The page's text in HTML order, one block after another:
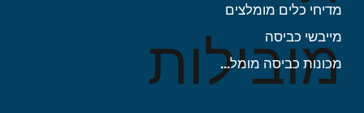
מובילות
מדיחי כלים מומלצים
מייבשי כביסה
מכונות כביסה מומלצות